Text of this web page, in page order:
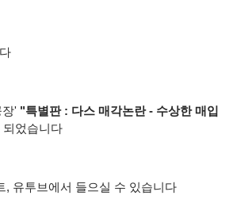
' "특별판 : 다스 매각논란 - 수상한 매입
되었습니다
, 유투브에서 들으실 수 있습니다